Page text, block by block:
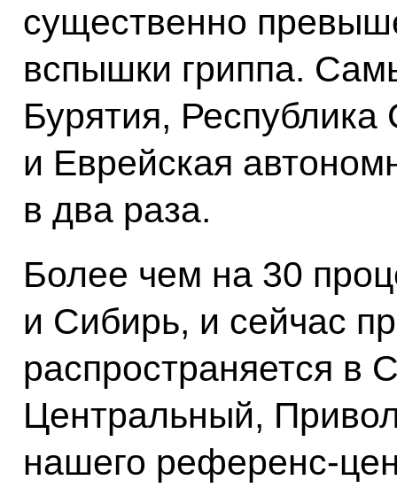
существенно
вспышки гриппа.
Бурятия, Республика
и Еврейская
в два раза.
Более чем на 30
и Сибирь, и сейчас
распространяется в
Центральный,
нашего